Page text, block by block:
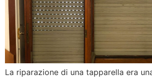
La riparazione di una tapparella era